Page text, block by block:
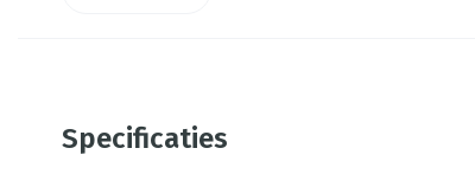
Specificaties